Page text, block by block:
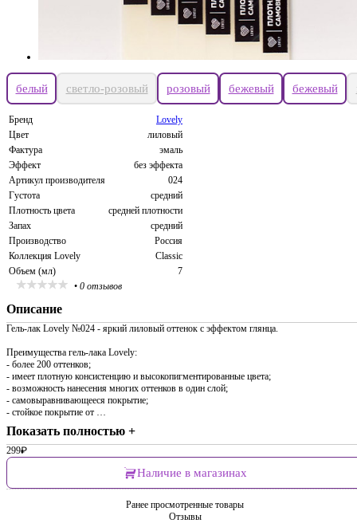
белый светло-розовый розовый бежевый бежевый
Бренд
Lovely
Цвет
лиловый
Фактура
эмаль
Эффект
без эффекта
Артикул производителя
024
Густота
средний
Плотность цвета
средней плотности
Запах
средний
Производство
Россия
Коллекция Lovely
Classic
Объем (мл)
7
• 0 отзывов
Описание
Гель-лак Lovely №024 - яркий лиловый оттенок с эффектом глянца.
Преимущества гель-лака Lovely:
- более 200 оттенков;
- имеет плотную консистенцию и высокопигментированные цвета;
- возможность нанесения многих оттенков в один слой;
- самовыравнивающееся покрытие;
- стойкое покрытие от …
Показать полностью +
299₽
Наличие в магазинах
Ранее просмотренные товары
Отзывы